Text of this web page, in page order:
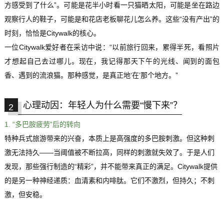
方感受到了什么”。可能是花半小时看一只猫晒太阳，可能是坐在路边
观察行人的鞋子，可能是和花店老板聊花儿怎么养。这些“没有产出”的
时刻，恰恰是Citywalk的核心。
一位Citywalk爱好者在采访中说：“以前旅行回来，累得半死，看照片
才想起自己去过哪儿。现在，我记得那天下午的光线、闻到的面包
香、遇到的流浪猫。那种感觉，是真正地‘在’那个地方。”
2 心理动因：年轻人为什么需要“慢下来”？
1. “多巴胺疲劳”后的转向
特种兵式旅游带来的兴奋，本质上是高强度的多巴胺刺激。但这种刺
激无法持久——当阈值被不断拉高，同样的刺激就失效了。于是人们
发现，那些强行制造的“精彩”，并不能带来真正的满足。Citywalk提供
的是另一种神经递质：血清素和内啡肽。它们不激烈，但持久；不刺
激，但安稳。